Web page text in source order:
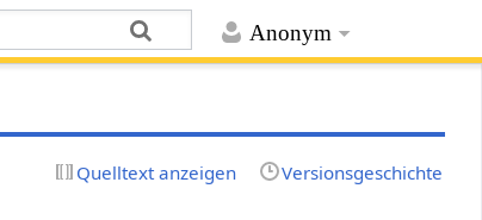
Anonym
Quelltext anzeigen Versionsgeschichte